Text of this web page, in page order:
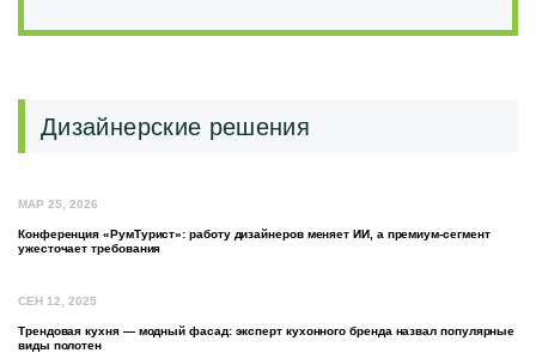
Дизайнерские решения
МАР 25, 2026
Конференция «РумТурист»: работу дизайнеров меняет ИИ, а премиум-сегмент
ужесточает требования
СЕН 12, 2025
Трендовая кухня — модный фасад: эксперт кухонного бренда назвал популярные
виды полотен